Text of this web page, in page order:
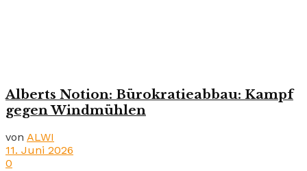
Alberts Notion: Bürokratieabbau: Kampf
gegen Windmühlen
von ALWI
11. Juni 2026
0